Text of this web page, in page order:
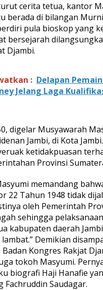
cerita tetua, kantor
berada di bilangan
pula bioskop yang
bersejarah
Djambi.
: Delapan
Jelang Laga
digelar Musyawarah
Jambi, di Kota
ketidakpuasan
Provinsi
memandang
22 Tahun 1948 tidak
oleh Pemerintah
sehingga
kabupaten daerah
Demikian
Kongres Rakjat
tokoh Masyumi.
biografi Haji Hanafie
Fachruddin Saudagar.